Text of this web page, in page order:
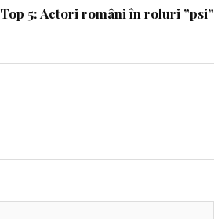
Top 5: Actori români în roluri ”psi”